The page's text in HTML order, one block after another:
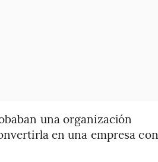
una organización
en una empresa con